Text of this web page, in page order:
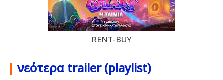
RENT-BUY
| νεότερα trailer (playlist)